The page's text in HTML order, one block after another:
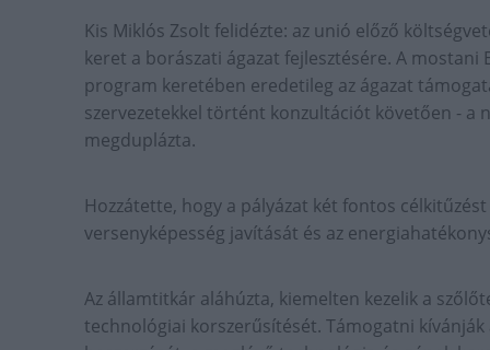
Kis Miklós Zsolt felidézte: az unió előző
keret a borászati ágazat fejlesztésére. A mostani
program keretében eredetileg az ágazat
szervezetekkel történt konzultációt követően - a
megduplázta.
Hozzátette, hogy a pályázat két fontos
versenyképesség javítását és az
Az államtitkár aláhúzta, kiemelten kezelik a
technológiai korszerűsítését. Támogatni